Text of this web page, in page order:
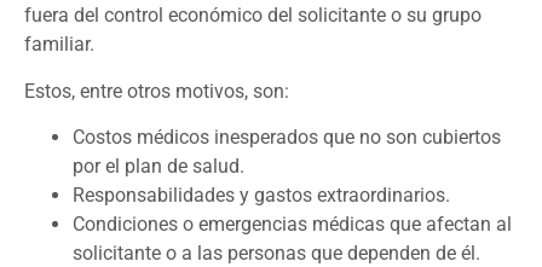
fuera del control económico del solicitante o su grupo
familiar.
Estos, entre otros motivos, son:
Costos médicos inesperados que no son cubiertos
por el plan de salud.
Responsabilidades y gastos extraordinarios.
Condiciones o emergencias médicas que afectan al
solicitante o a las personas que dependen de él.